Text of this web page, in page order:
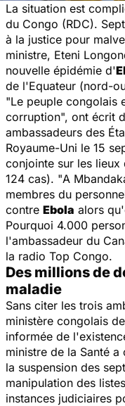
La situation est
du Congo (RDC).
à la justice pour
ministre, Eteni
nouvelle épidémie d'
de l'Equateur (nord-
"Le peuple congolais
corruption", ont écrit
ambassadeurs des
Royaume-Uni le 15
conjointe sur les
124 cas). "A
membres du
contre Ebola alors
Pourquoi 4.000
l'ambassadeur du
la radio Top Congo.
Des millions de
maladie
Sans citer les trois
ministère congolais
informée de
ministre de la Santé
la suspension des
manipulation des listes
instances judiciaires